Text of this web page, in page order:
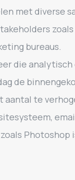
met diverse
bureaus.
die
de
aantal te
Photoshop